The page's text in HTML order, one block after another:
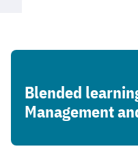
Blended
Management